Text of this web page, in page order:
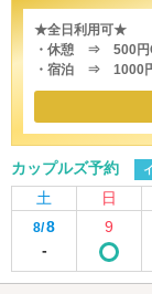
★全日利用可★
・休憩 ⇒ 500円
・宿泊 ⇒ 1000
カップルズ予約
土 日
8/8
-
9